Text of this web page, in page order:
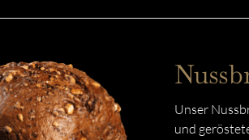
Unser
und